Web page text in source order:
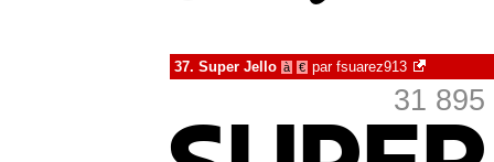
37. Super Jello à € par fsuarez913
31